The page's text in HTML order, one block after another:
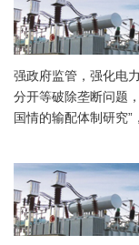
强政府监管，强化电
分开等破除垄断问题
国情的输配体制研究”